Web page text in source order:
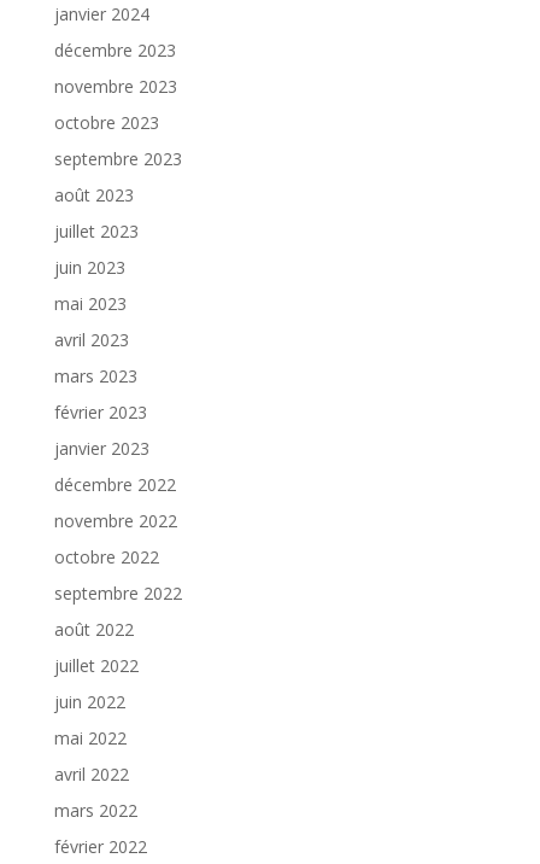
janvier 2024
décembre 2023
novembre 2023
octobre 2023
septembre 2023
août 2023
juillet 2023
juin 2023
mai 2023
avril 2023
mars 2023
février 2023
janvier 2023
décembre 2022
novembre 2022
octobre 2022
septembre 2022
août 2022
juillet 2022
juin 2022
mai 2022
avril 2022
mars 2022
février 2022